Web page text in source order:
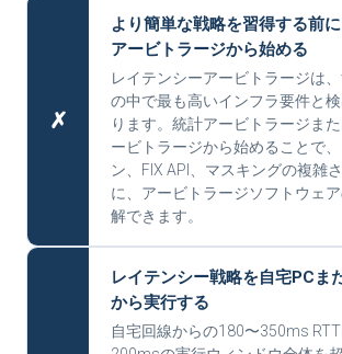
✗
より簡単な戦略を習得する前
アービトラージから始める
レイテンシーアービトラージは
の中で最も高いインフラ要件と
ります。統計アービトラージま
ービトラージから始めることで
ン、FIX API、マスキングの複雑
に、アービトラージソフトウェ
解できます。
レイテンシー戦略を自宅PCま
から実行する
自宅回線からの180〜350ms